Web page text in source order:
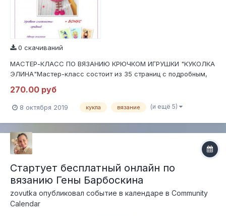
0 скачиваний
МАСТЕР-КЛАСС ПО ВЯЗАНИЮ КРЮЧКОМ ИГРУШКИ "КУКОЛКА
ЭЛИНА"Мастер-класс состоит из 35 страниц с подробным,
описание вязания куколки, оформление, сборка,
утяжка.Содержит 130 фотографий процесса вязания и
оформления.В мастер-классе есть бонус в виде отк...
270.00 руб
8 октября 2019 кукла вязание (и ещё 5)
Стартует бесплатный онлайн по
вязанию Гены Барбоскина
zovutka опубликовал событие в календаре в Community
Calendar